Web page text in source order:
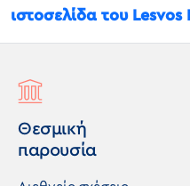
ιστοσελίδα του Lesvos
Θεσμική
παρουσία